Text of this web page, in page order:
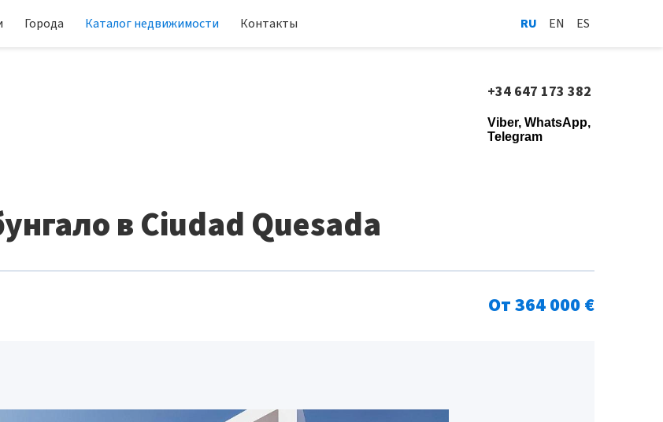
Города Каталог недвижимости Контакты RU EN ES
+34 647 173 382
Viber, WhatsApp,
Telegram
в Ciudad Quesada
От 364 000 €